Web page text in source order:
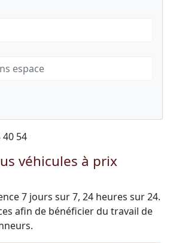
40 54
véhicules à prix
7 jours sur 7, 24 heures sur 24.
afin de bénéficier du travail de